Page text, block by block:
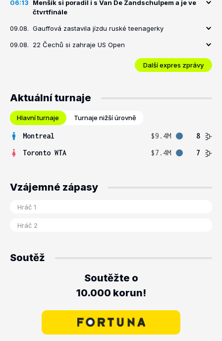
06:13
Menšík si poradil i s Van De Zandschulpem a je ve
čtvrtfinále
09.08. Gauffová zastavila jízdu ruské teenagerky
09.08. 22 Čechů si zahraje US Open
Další expres zprávy
Aktuální turnaje
Hlavní turnaje Turnaje nižší úrovně
Montreal $9.4M
8
Toronto WTA
$7.4M 7
Vzájemné zápasy
Soutěž
Soutěžte o
10.000 korun!